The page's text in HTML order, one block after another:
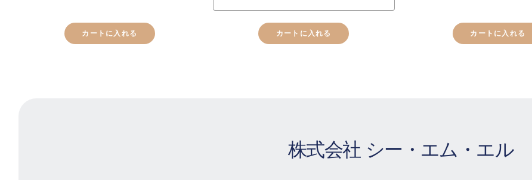
カートに入れる カートに入れる カートに入れる
株式会社 シー・エム・エル